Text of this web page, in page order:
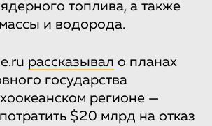
топлива, а также
и водорода.
рассказывал о планах
государства
регионе —
$20 млрд на отказ